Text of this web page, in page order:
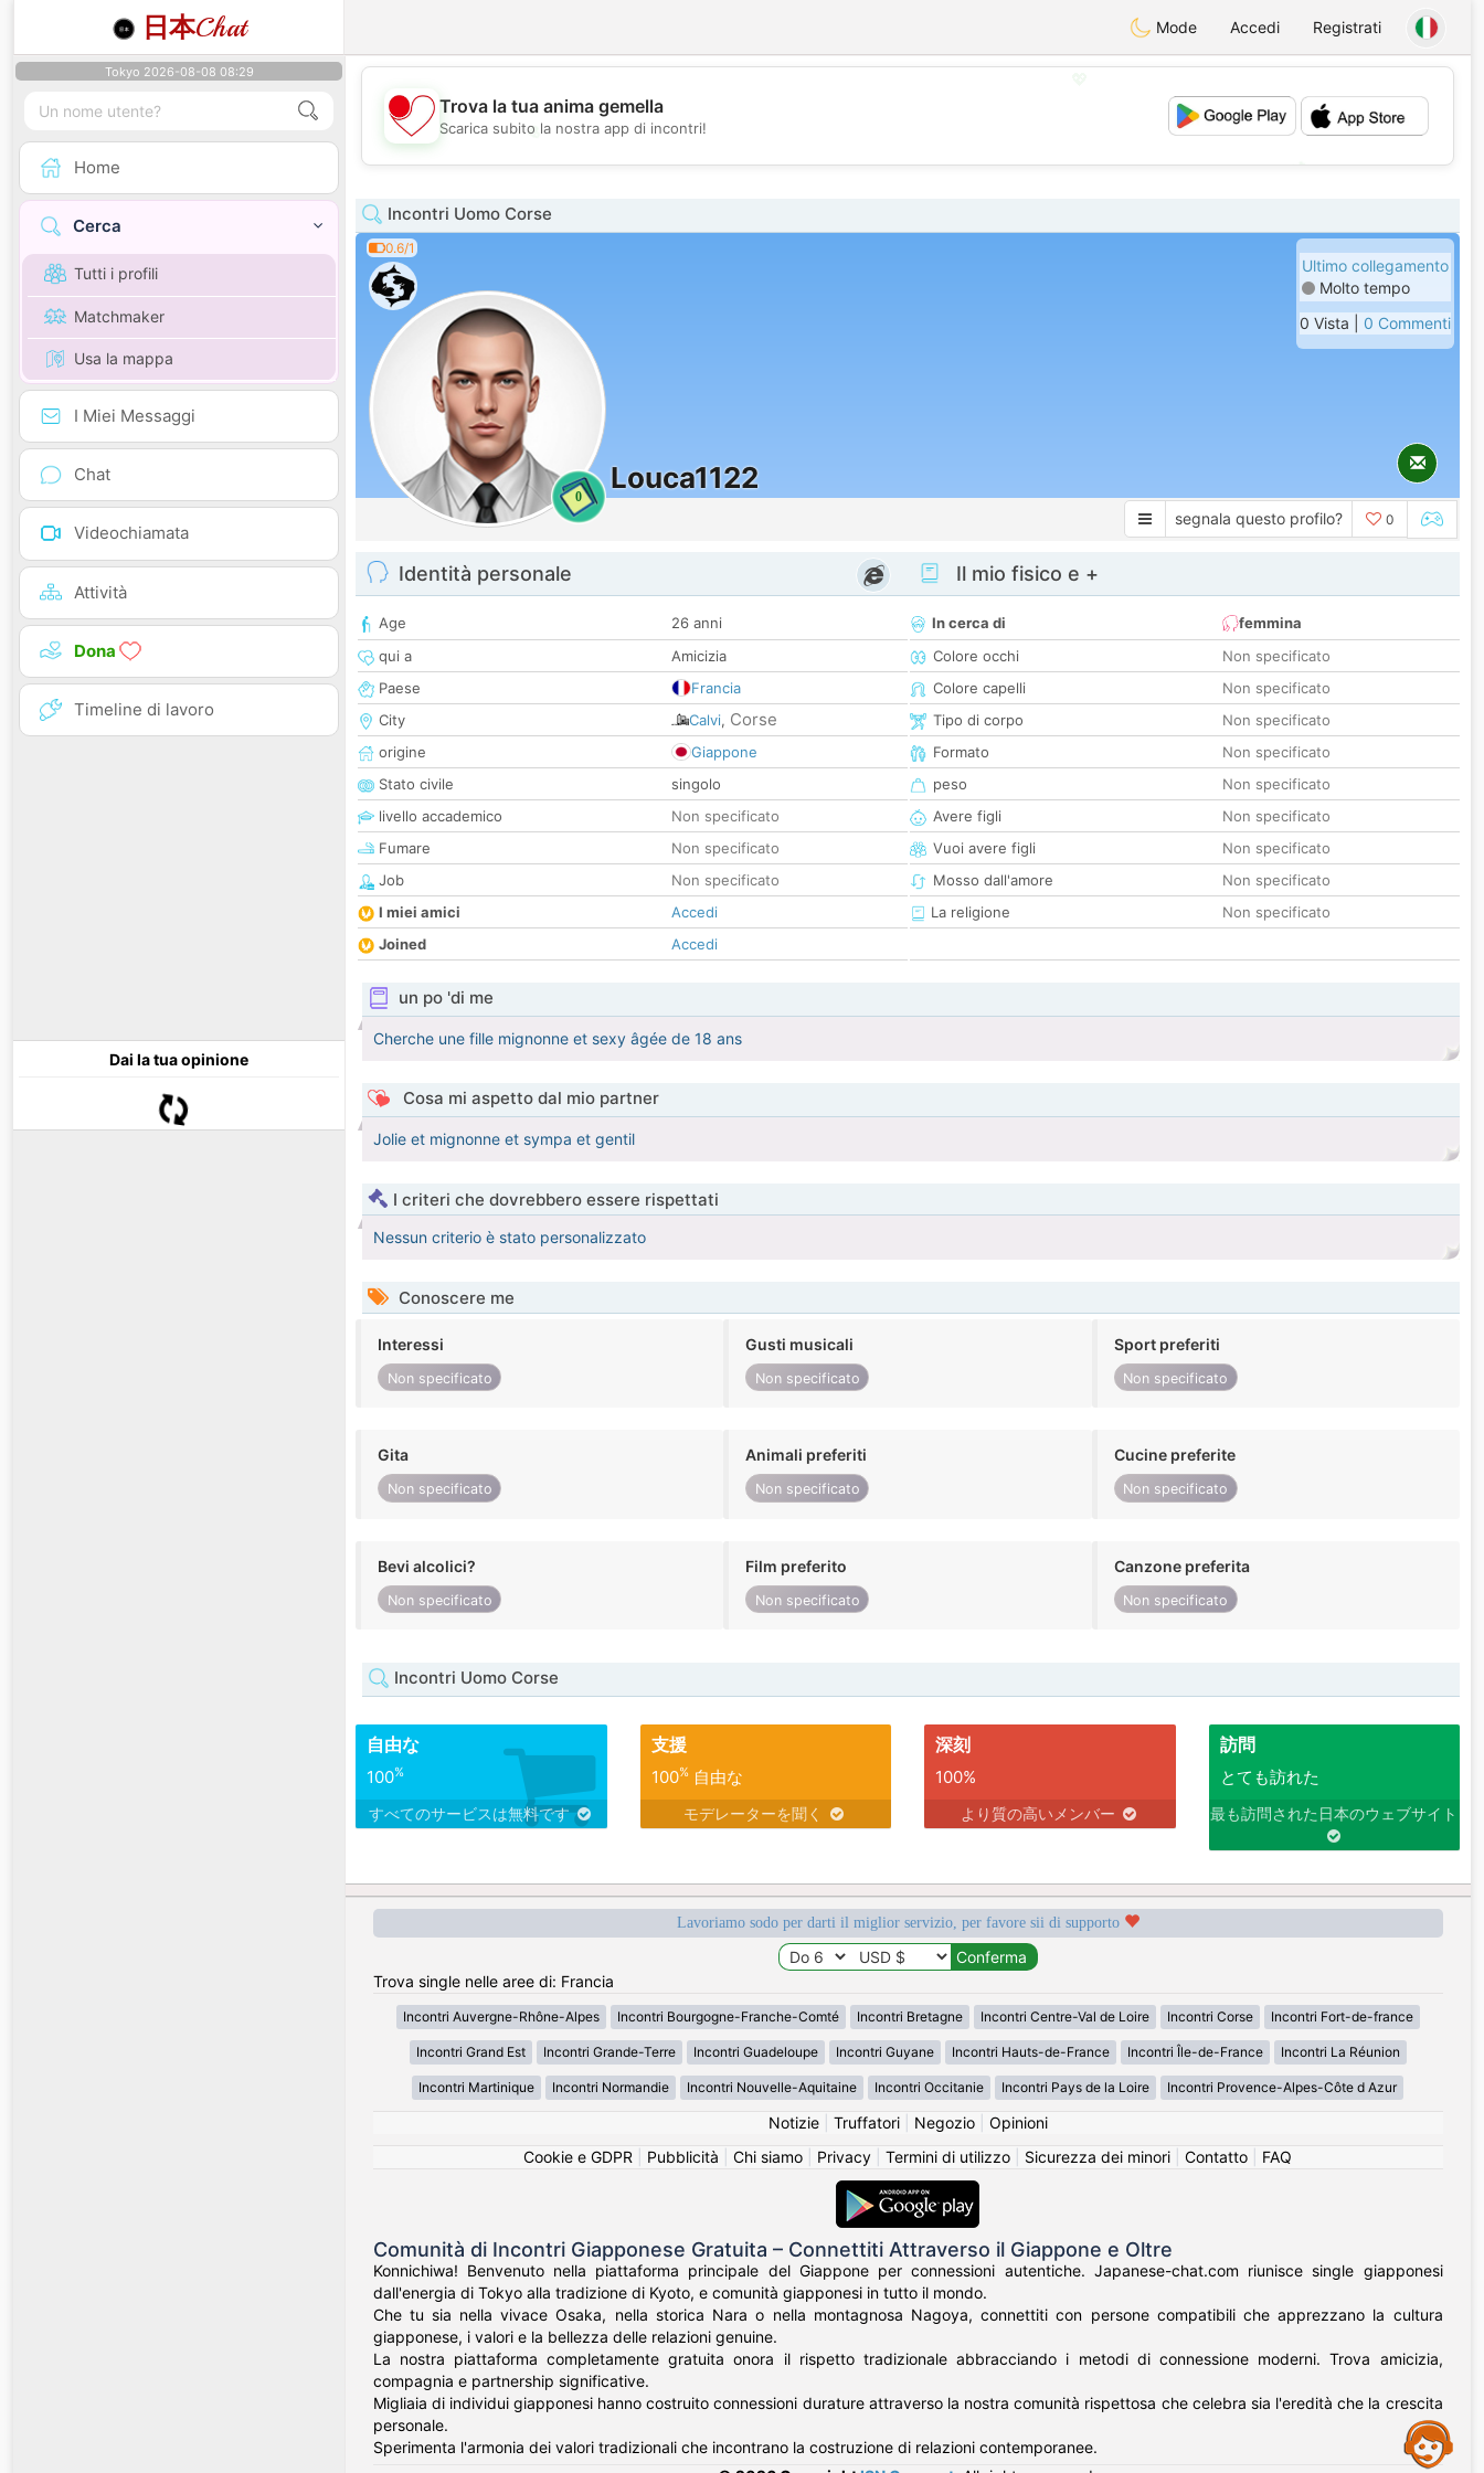
日本Chat Mode Accedi Registrati
Tokyo 2026-08-08 08:29
Home
Cerca
Tutti i profili
Matchmaker
Usa la mappa
I Miei Messaggi
Chat
Videochiamata
Attività
Dona
Timeline di lavoro
Dai la tua opinione
💖
💕
Trova la tua anima gemella
Scarica subito la nostra app di incontri!
Incontri Uomo Corse
0.6/1
0
Louca1122
Ultimo collegamento
Molto tempo
0 Vista | 0 Commenti
segnala questo profilo? 0
Identità personale
Age
26 anni
qui a
Amicizia
Paese
Francia
City
Calvi, Corse
origine
Giappone
Stato civile
singolo
livello accademico
Non specificato
Fumare
Non specificato
Job
Non specificato
I miei amici
Accedi
Joined
Accedi
Il mio fisico e +
In cerca di
femmina
Colore occhi
Non specificato
Colore capelli
Non specificato
Tipo di corpo
Non specificato
Formato
Non specificato
peso
Non specificato
Avere figli
Non specificato
Vuoi avere figli
Non specificato
Mosso dall'amore
Non specificato
La religione
Non specificato
un po 'di me
Cherche une fille mignonne et sexy âgée de 18 ans
Cosa mi aspetto dal mio partner
Jolie et mignonne et sympa et gentil
I criteri che dovrebbero essere rispettati
Nessun criterio è stato personalizzato
Conoscere me
Interessi
Non specificato
Gusti musicali
Non specificato
Sport preferiti
Non specificato
Gita
Non specificato
Animali preferiti
Non specificato
Cucine preferite
Non specificato
Bevi alcolici?
Non specificato
Film preferito
Non specificato
Canzone preferita
Non specificato
Incontri Uomo Corse
自由な
100%
すべてのサービスは無料です
支援
100%自由な
モデレーターを聞く
深刻
100%
より質の高いメンバー
訪問
とても訪れた
最も訪問された日本のウェブサイト
Lavoriamo sodo per darti il miglior servizio, per favore sii di supporto
Trova single nelle aree di: Francia
Incontri Auvergne-Rhône-Alpes Incontri Bourgogne-Franche-Comté Incontri Bretagne Incontri Centre-Val de Loire Incontri Corse Incontri Fort-de-france
Incontri Grand Est Incontri Grande-Terre Incontri Guadeloupe Incontri Guyane Incontri Hauts-de-France Incontri Île-de-France Incontri La Réunion
Incontri Martinique Incontri Normandie Incontri Nouvelle-Aquitaine Incontri Occitanie Incontri Pays de la Loire Incontri Provence-Alpes-Côte d Azur
Notizie| Truffatori| Negozio| Opinioni
Cookie e GDPR
Pubblicità Chi siamo Privacy Termini di utilizzo Sicurezza dei minori Contatto FAQ
Comunità di Incontri Giapponese Gratuita – Connettiti Attraverso il Giappone e Oltre
Konnichiwa! Benvenuto nella piattaforma principale del Giappone per connessioni autentiche. Japanese-chat.com riunisce single giapponesi
dall'energia di Tokyo alla tradizione di Kyoto, e comunità giapponesi in tutto il mondo.
Che tu sia nella vivace Osaka, nella storica Nara o nella montagnosa Nagoya, connettiti con persone compatibili che apprezzano la cultura
giapponese, i valori e la bellezza delle relazioni genuine.
La nostra piattaforma completamente gratuita onora il rispetto tradizionale abbracciando i metodi di connessione moderni. Trova amicizia,
compagnia e partnership significative.
Migliaia di individui giapponesi hanno costruito connessioni durature attraverso la nostra comunità rispettosa che celebra sia l'eredità che la crescita
personale.
Sperimenta l'armonia dei valori tradizionali che incontrano la costruzione di relazioni contemporanee.